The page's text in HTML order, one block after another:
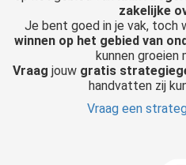
zakelijke
Je bent goed in je vak, toch
winnen op het gebied van
kunnen groeien
Vraag jouw gratis
handvatten zij
Vraag een